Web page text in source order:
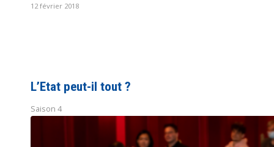
12 février 2018
L’Etat peut-il tout ?
Saison 4